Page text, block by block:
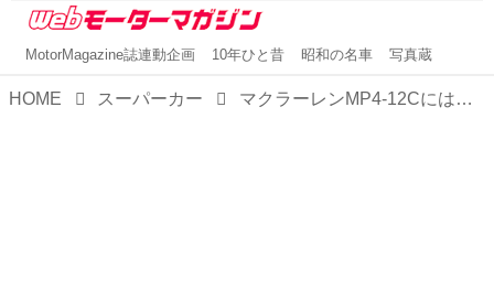
MotorMagazine誌連動企画 10年ひと昔 昭和の名車 写真蔵
HOME スーパーカー マクラーレンMP4-12Cにはクオリティへの徹底的なこだわりが感じられた【10年ひと昔の新車】